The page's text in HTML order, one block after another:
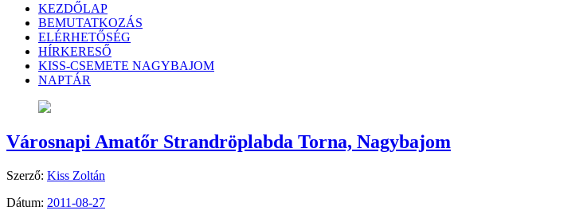
KEZDŐLAP
BEMUTATKOZÁS
ELÉRHETŐSÉG
HÍRKERESŐ
KISS-CSEMETE NAGYBAJOM
NAPTÁR
Városnapi Amatőr Strandröplabda Torna, Nagybajom
Szerző: Kiss Zoltán
Dátum: 2011-08-27